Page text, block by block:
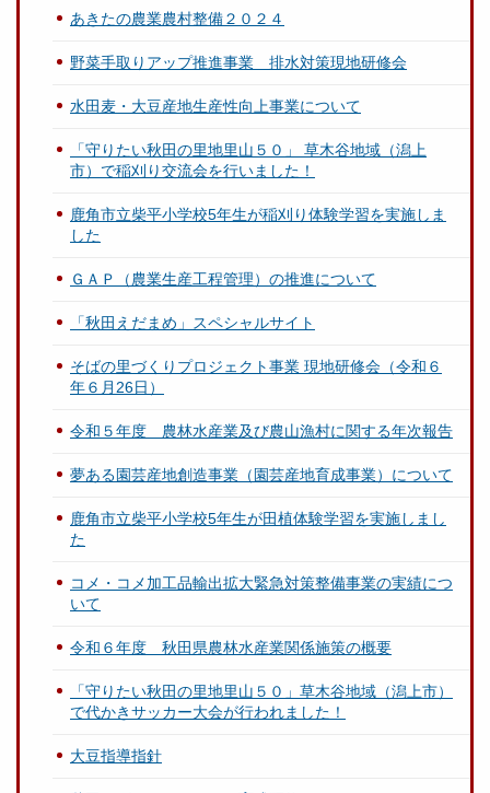
あきたの農業農村整備２０２４
野菜手取りアップ推進事業 排水対策現地研修会
水田麦・大豆産地生産性向上事業について
「守りたい秋田の里地里山５０」 草木谷地域（潟上
市）で稲刈り交流会を行いました！
鹿角市立柴平小学校5年生が稲刈り体験学習を実施しま
した
ＧＡＰ（農業生産工程管理）の推進について
「秋田えだまめ」スペシャルサイト
そばの里づくりプロジェクト事業 現地研修会（令和６
年６月26日）
令和５年度 農林水産業及び農山漁村に関する年次報告
夢ある園芸産地創造事業（園芸産地育成事業）について
鹿角市立柴平小学校5年生が田植体験学習を実施しまし
た
コメ・コメ加工品輸出拡大緊急対策整備事業の実績につ
いて
令和６年度 秋田県農林水産業関係施策の概要
「守りたい秋田の里地里山５０」草木谷地域（潟上市）
で代かきサッカー大会が行われました！
大豆指導指針